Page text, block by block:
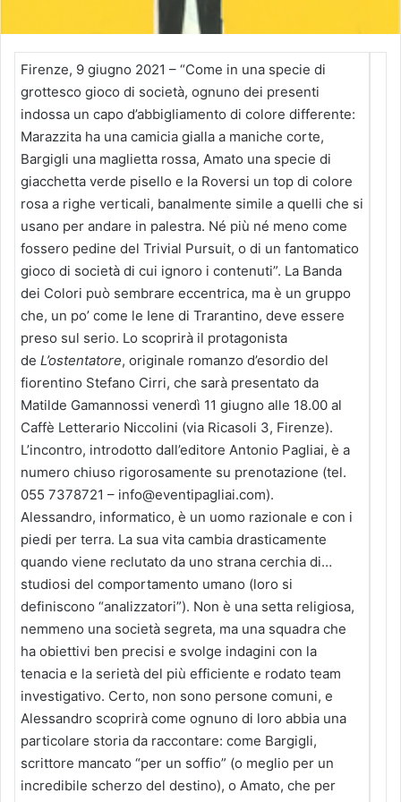
Firenze, 9 giugno 2021 – “Come in una specie di
grottesco gioco di società, ognuno dei presenti
indossa un capo d’abbigliamento di colore differente:
Marazzita ha una camicia gialla a maniche corte,
Bargigli una maglietta rossa, Amato una specie di
giacchetta verde pisello e la Roversi un top di colore
rosa a righe verticali, banalmente simile a quelli che si
usano per andare in palestra. Né più né meno come
fossero pedine del Trivial Pursuit, o di un fantomatico
gioco di società di cui ignoro i contenuti”. La Banda
dei Colori può sembrare eccentrica, ma è un gruppo
che, un po’ come le Iene di Trarantino, deve essere
preso sul serio. Lo scoprirà il protagonista
de L’ostentatore, originale romanzo d’esordio del
fiorentino Stefano Cirri, che sarà presentato da
Matilde Gamannossi venerdì 11 giugno alle 18.00 al
Caffè Letterario Niccolini (via Ricasoli 3, Firenze).
L’incontro, introdotto dall’editore Antonio Pagliai, è a
numero chiuso rigorosamente su prenotazione (tel.
055 7378721 – info@eventipagliai.com).
Alessandro, informatico, è un uomo razionale e con i
piedi per terra. La sua vita cambia drasticamente
quando viene reclutato da uno strana cerchia di…
studiosi del comportamento umano (loro si
definiscono “analizzatori”). Non è una setta religiosa,
nemmeno una società segreta, ma una squadra che
ha obiettivi ben precisi e svolge indagini con la
tenacia e la serietà del più efficiente e rodato team
investigativo. Certo, non sono persone comuni, e
Alessandro scoprirà come ognuno di loro abbia una
particolare storia da raccontare: come Bargigli,
scrittore mancato “per un soffio” (o meglio per un
incredibile scherzo del destino), o Amato, che per